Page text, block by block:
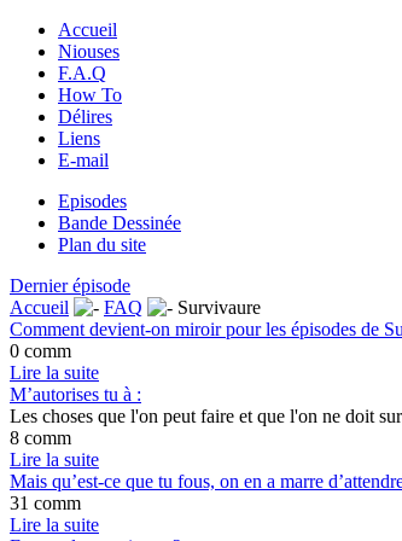
Accueil
Niouses
F.A.Q
How To
Délires
Liens
E-mail
Episodes
Bande Dessinée
Plan du site
Dernier épisode
Accueil
FAQ
Survivaure
Comment devient-on miroir pour les épisodes de
0 comm
Lire la suite
M’autorises tu à :
Les choses que l'on peut faire et que l'on ne doit
8 comm
Lire la suite
Mais qu’est-ce que tu fous, on en a marre
31 comm
Lire la suite